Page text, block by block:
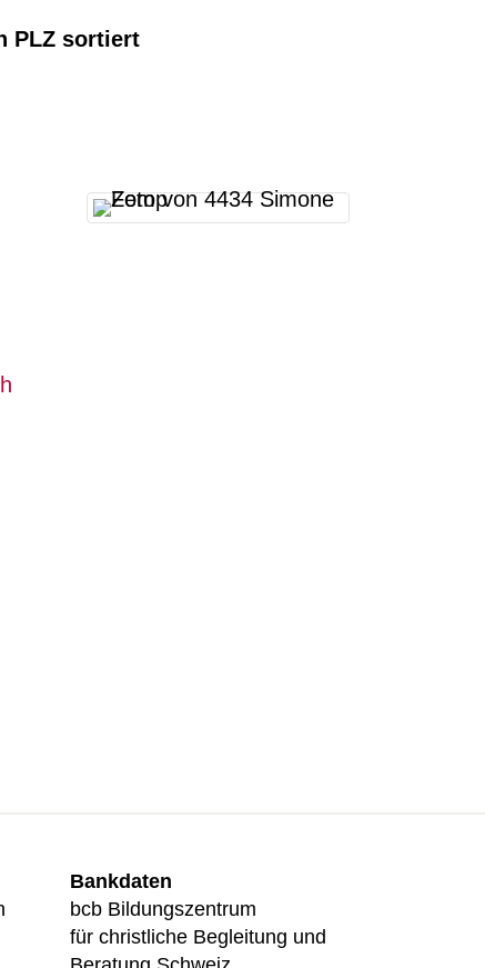
PLZ sortiert
Bankdaten
bcb Bildungszentrum
für christliche Begleitung und